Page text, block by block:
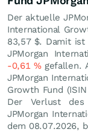
Der aktuelle
International
83,57 $. Damit ist
JPMorgan
-0,61 %gefallen.
JPMorgan
Growth Fund
Der Verlust des
JPMorgan
dem 08.07.2026,